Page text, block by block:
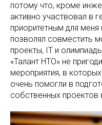
потому что, кроме
активно участвовал в
приоритетным для
позволял совместить
проекты, IT и
«Талант НТО» не
мероприятия, в
очень помогли в
собственных проектов